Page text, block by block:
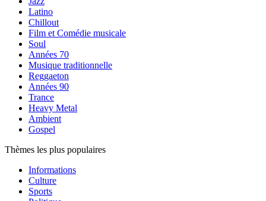
Latino
Chillout
Film et Comédie musicale
Soul
Années 70
Musique traditionnelle
Reggaeton
Années 90
Trance
Heavy Metal
Ambient
Gospel
Thèmes les plus populaires
Informations
Culture
Sports